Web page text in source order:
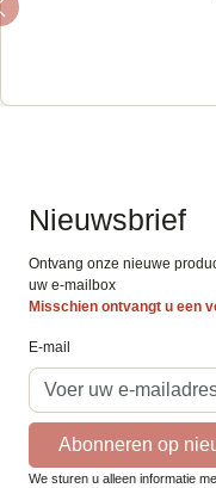
Nieuwsbrief
Ontvang onze nieuwe
uw e-mailbox
Misschien ontvangt u een
E-mail
Abonneren op
We sturen u alleen informatie